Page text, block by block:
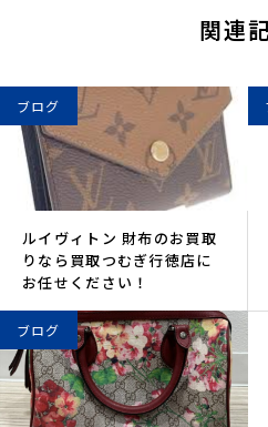
関連
ブログ
ルイヴィトン 財布のお買取
りなら買取つむぎ行徳店に
お任せください！
ブログ